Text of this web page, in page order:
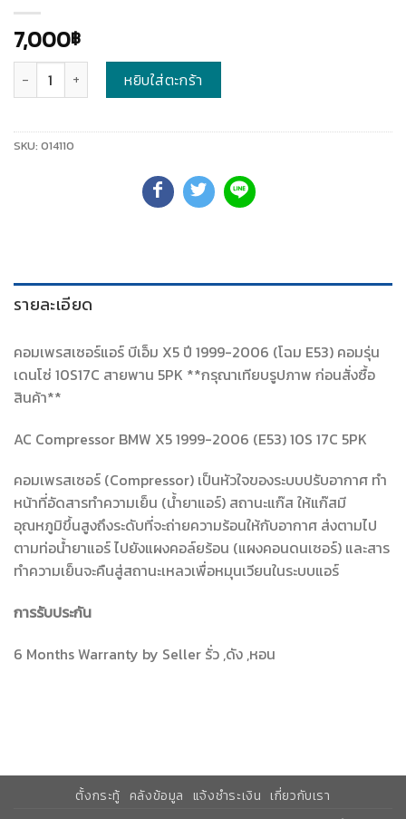
7,000฿
หยิบใส่ตะกร้า
SKU: 014110
รายละเอียด
คอมเพรสเซอร์แอร์ บีเอ็ม X5 ปี 1999-2006 (โฉม E53) คอมรุ่น
เดนโซ่ 10S17C สายพาน 5PK **กรุณาเทียบรูปภาพ ก่อนสั่งซื้อ
สินค้า**
AC Compressor BMW X5 1999-2006 (E53) 10S 17C 5PK
คอมเพรสเซอร์ (Compressor) เป็นหัวใจของระบบปรับอากาศ ทำ
หน้าที่อัดสารทำความเย็น (น้ำยาแอร์) สถานะแก๊ส ให้แก๊สมี
อุณหภูมิขึ้นสูงถึงระดับที่จะถ่ายความร้อนให้กับอากาศ ส่งตามไป
ตามท่อน้ำยาแอร์ ไปยังแผงคอล์ยร้อน (แผงคอนดนเซอร์) และสาร
ทำความเย็นจะคืนสู่สถานะเหลวเพื่อหมุนเวียนในระบบแอร์
การรับประกัน
6 Months Warranty by Seller รั่ว ,ดัง ,หอน
ตั้งกระทู้ คลังข้อมูล แจ้งชำระเงิน เกี่ยวกับเรา